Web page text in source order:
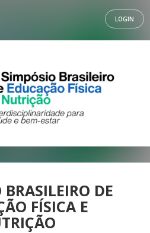
LOGIN
DE
FÍSICA E